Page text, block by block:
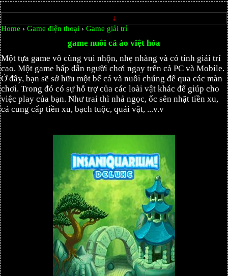
↓
Home › Game điện thoại › Game giải trí
game nuôi cá ảo việt hóa
Một tựa game vô cùng vui nhộn, nhẹ nhàng và có tính giải trí
cao. Một game hấp dẫn người chơi ngay trên cả PC và Mobile.
Ở đây, bạn sẽ sở hữu một bể cá và nuôi chúng để qua các màn
chơi. Trong đó có sự hỗ trợ của các loài vật khác để giúp cho
việc play của bạn. Như trai thì nhả ngọc, ốc sên nhặt tiền xu,
cá cung cấp tiền xu, bạch tuộc, quái vật, ...v.v